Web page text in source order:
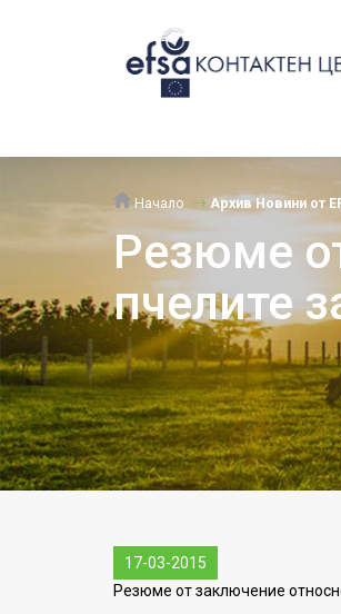
Начало Архив Новини от
Резюме
пчелите
17-03-2015
Резюме от заключение